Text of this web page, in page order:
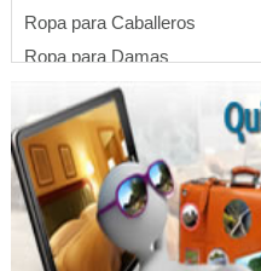
Ropa para Caballeros
Ropa para Damas
Chicharronería
Restaurant: Truchas
Restaurantes
Snack
Agencias de Viajes y Turismo